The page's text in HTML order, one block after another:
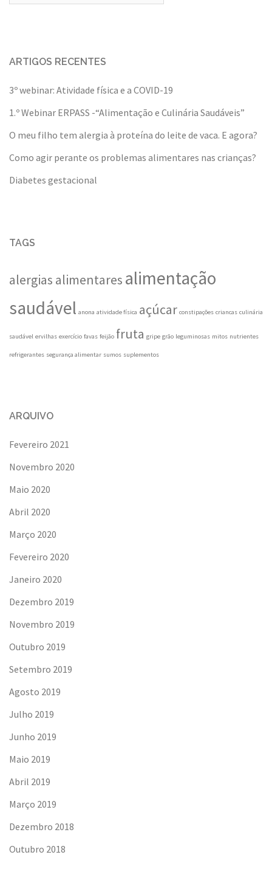
ARTIGOS RECENTES
3º webinar: Atividade física e a COVID-19
1.º Webinar ERPASS -“Alimentação e Culinária Saudáveis”
O meu filho tem alergia à proteína do leite de vaca. E agora?
Como agir perante os problemas alimentares nas crianças?
Diabetes gestacional
TAGS
alergias alimentares alimentação
saudável anona atividade física açúcar constipações criancas culinária
saudável ervilhas exercício favas feijão fruta gripe grão leguminosas mitos nutrientes
refrigerantes segurança alimentar sumos suplementos
ARQUIVO
Fevereiro 2021
Novembro 2020
Maio 2020
Abril 2020
Março 2020
Fevereiro 2020
Janeiro 2020
Dezembro 2019
Novembro 2019
Outubro 2019
Setembro 2019
Agosto 2019
Julho 2019
Junho 2019
Maio 2019
Abril 2019
Março 2019
Dezembro 2018
Outubro 2018